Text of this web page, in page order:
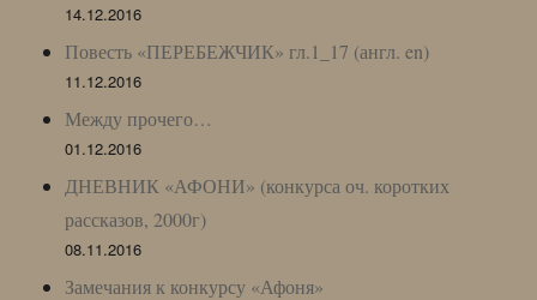
14.12.2016
Повесть «ПЕРЕБЕЖЧИК» гл.1_17 (англ. en)
11.12.2016
Между прочего…
01.12.2016
ДНЕВНИК «АФОНИ» (конкурса оч. коротких
рассказов, 2000г)
08.11.2016
Замечания к конкурсу «Афоня»